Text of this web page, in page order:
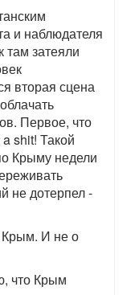
и наблюдателя
там затеяли
вторая сцена
Первое, что
shit! Такой
Крыму недели
не дотерпел -
Крым. И не о
что Крым